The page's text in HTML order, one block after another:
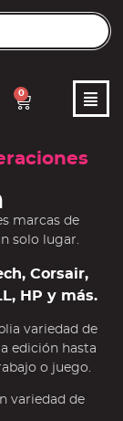
0
marcas de
solo lugar.
Corsair,
HP y más.
variedad de
edición hasta
o juego.
variedad de